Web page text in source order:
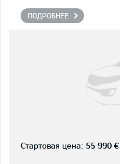
ПОДРОБНЕЕ
Стартовая цена: 55 990 €